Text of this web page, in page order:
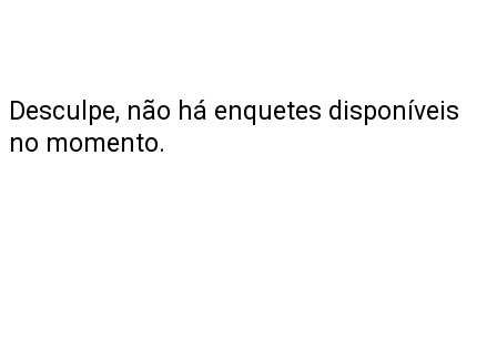
Desculpe, não há enquetes disponíveis
no momento.